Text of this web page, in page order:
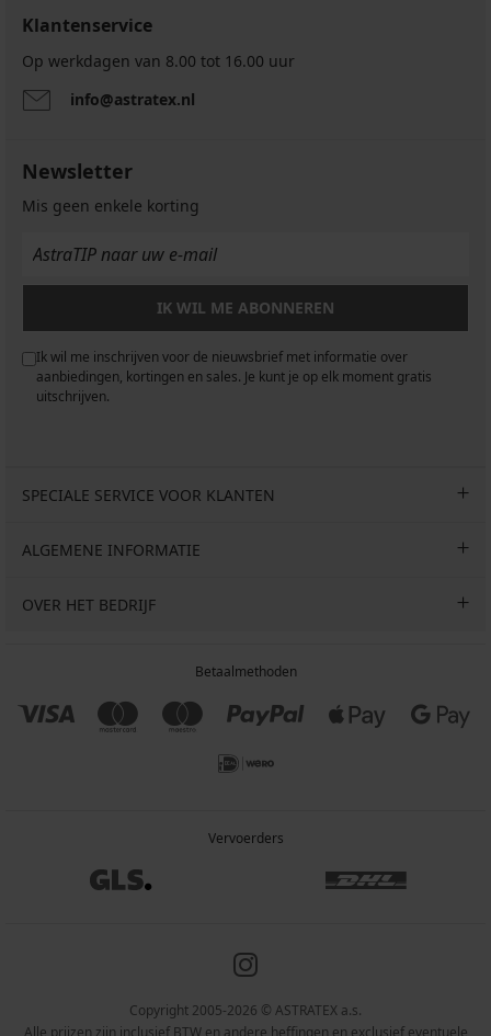
Klantenservice
Op werkdagen van 8.00 tot 16.00 uur
info@astratex.nl
Newsletter
Mis geen enkele korting
IK WIL ME ABONNEREN
Ik wil me inschrijven voor de nieuwsbrief met informatie over
aanbiedingen, kortingen en sales. Je kunt je op elk moment gratis
uitschrijven.
SPECIALE SERVICE VOOR KLANTEN
ALGEMENE INFORMATIE
OVER HET BEDRIJF
Betaalmethoden
Vervoerders
Copyright 2005-2026 © ASTRATEX a.s.
Alle prijzen zijn inclusief BTW en andere heffingen en exclusief eventuele